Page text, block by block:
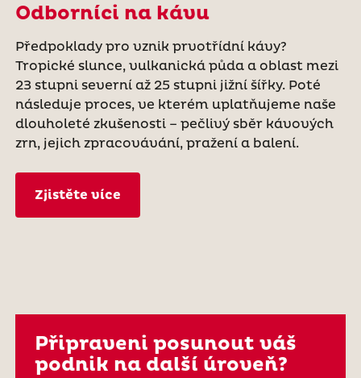
Odborníci na kávu
Předpoklady pro vznik prvotřídní kávy?
Tropické slunce, vulkanická půda a oblast mezi
23 stupni severní až 25 stupni jižní šířky. Poté
následuje proces, ve kterém uplatňujeme naše
dlouholeté zkušenosti – pečlivý sběr kávových
zrn, jejich zpracovávání, pražení a balení.
Zjistěte více
Připraveni posunout váš
podnik na další úroveň?